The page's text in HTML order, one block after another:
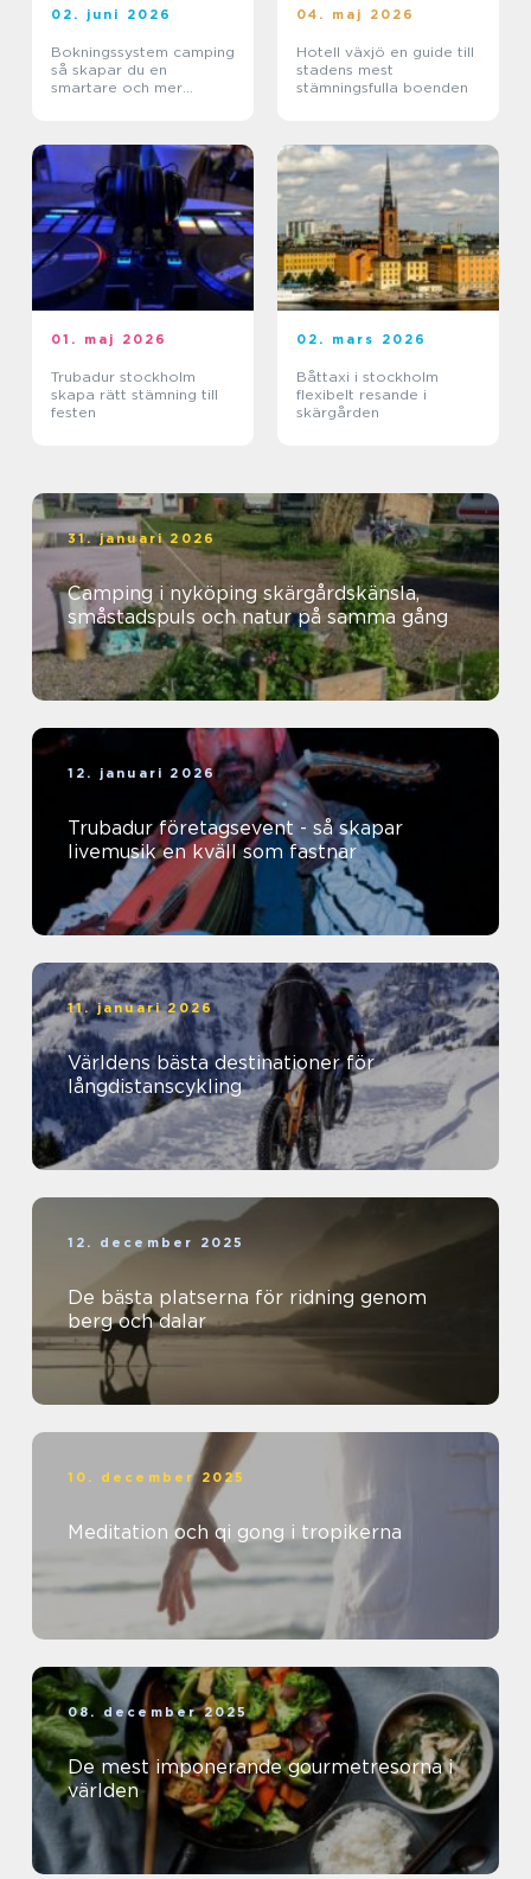
02. juni 2026
Bokningssystem camping
så skapar du en
smartare och mer
04. maj 2026
Hotell växjö en guide till
stadens mest
stämningsfulla boenden
01. maj 2026
Trubadur stockholm
skapa rätt stämning till
festen
02. mars 2026
Båttaxi i stockholm
flexibelt resande i
skärgården
31. januari 2026
Camping i nyköping skärgårdskänsla,
småstadspuls och natur på samma gång
12. januari 2026
Trubadur företagsevent - så skapar
livemusik en kväll som fastnar
11. januari 2026
Världens bästa destinationer för
långdistanscykling
12. december 2025
De bästa platserna för ridning genom
berg och dalar
10. december 2025
Meditation och qi gong i tropikerna
08. december 2025
De mest imponerande gourmetresorna i
världen